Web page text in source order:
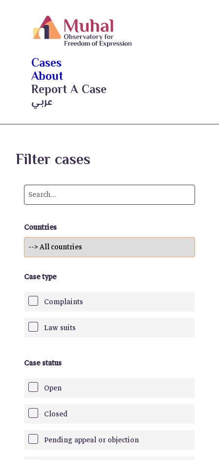
Cases
About
Report A Case
عربي
Filter cases
Countries
Case type
Complaints
Law suits
Case status
Open
Closed
Pending appeal or objection